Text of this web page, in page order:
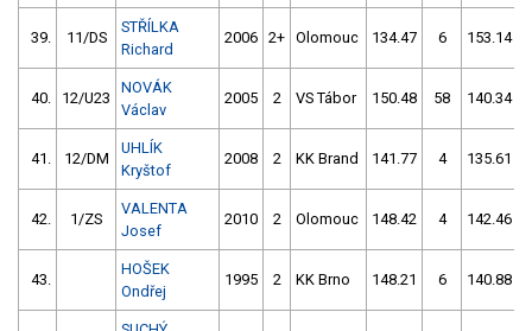
39. 11/DS
STŘÍLKA
Richard
2006 2+ Olomouc 134.47 6 153.14
40. 12/U23
NOVÁK
Václav
2005 2 VS Tábor 150.48 58 140.34
41. 12/DM
UHLÍK
Kryštof
2008 2 KK Brand 141.77 4 135.61
42. 1/ZS
VALENTA
Josef
2010 2 Olomouc 148.42 4 142.46
43.
HOŠEK
Ondřej
1995 2 KK Brno 148.21 6 140.88